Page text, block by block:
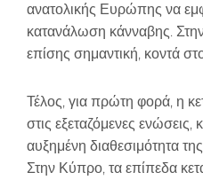
ανατολικής Ευρώπης να
κατανάλωση κάνναβης.
επίσης σημαντική, κοντά
Τέλος, για πρώτη φορά, η
στις εξεταζόμενες ενώσεις,
αυξημένη διαθεσιμότητα
Στην Κύπρο, τα επίπεδα